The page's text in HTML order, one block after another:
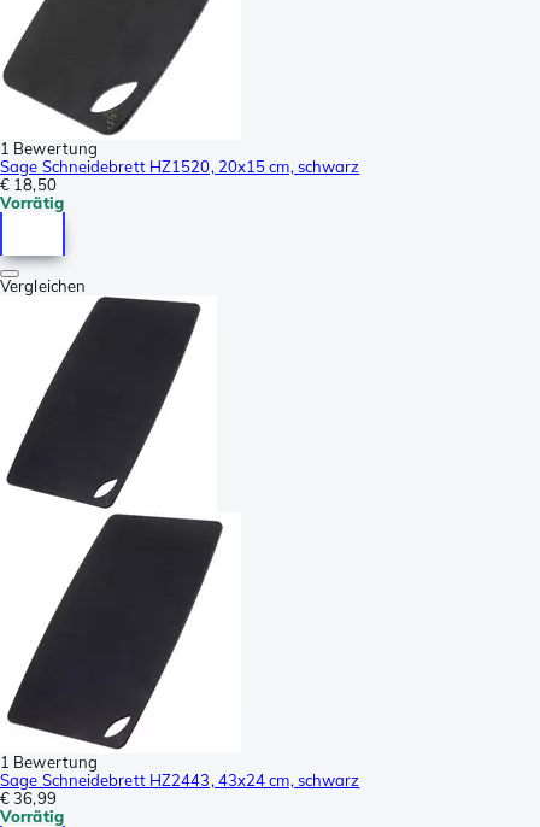
1 Bewertung
Sage Schneidebrett HZ1520, 20x15 cm, schwarz
€ 18,50
Vorrätig
Vergleichen
1 Bewertung
Sage Schneidebrett HZ2443, 43x24 cm, schwarz
€ 36,99
Vorrätig